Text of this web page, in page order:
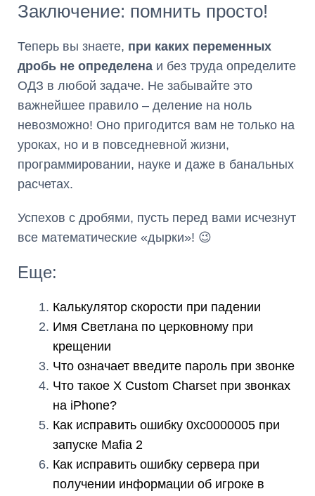
Заключение: помнить просто!
Теперь вы знаете, при каких переменных
дробь не определена и без труда определите
ОДЗ в любой задаче. Не забывайте это
важнейшее правило – деление на ноль
невозможно! Оно пригодится вам не только на
уроках, но и в повседневной жизни,
программировании, науке и даже в банальных
расчетах.
Успехов с дробями, пусть перед вами исчезнут
все математические «дырки»! 😉
Еще:
Калькулятор скорости при падении
Имя Светлана по церковному при
крещении
Что означает введите пароль при звонке
Что такое X Custom Charset при звонках
на iPhone?
Как исправить ошибку 0xc0000005 при
запуске Mafia 2
Как исправить ошибку сервера при
получении информации об игроке в